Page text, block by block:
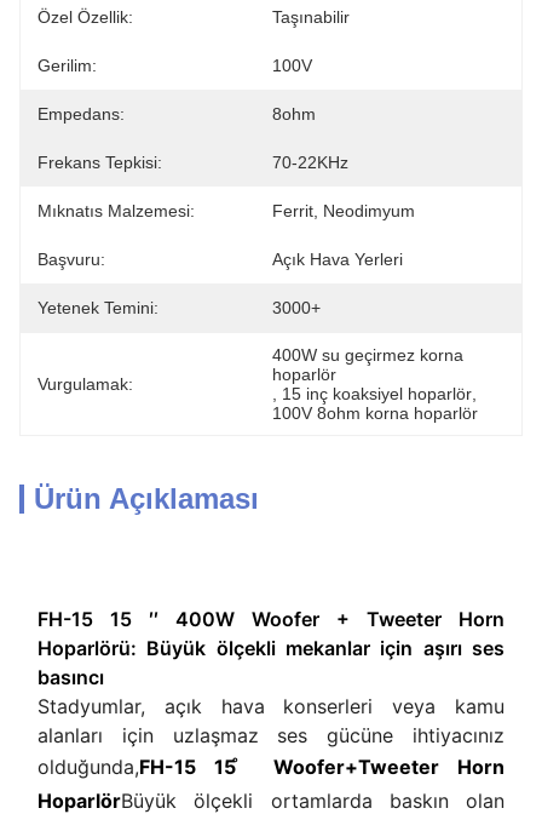
Özel Özellik: Taşınabilir
Gerilim: 100V
Empedans: 8ohm
Frekans Tepkisi: 70-22KHz
Mıknatıs Malzemesi: Ferrit, Neodimyum
Başvuru: Açık Hava Yerleri
Yetenek Temini: 3000+
Vurgulamak:
400W su geçirmez korna
hoparlör
15 inç koaksiyel hoparlör
100V 8ohm korna hoparlör
Ürün Açıklaması
FH-15 15 ′′ 400W Woofer + Tweeter Horn
Hoparlörü: Büyük ölçekli mekanlar için aşırı ses
basıncı
Stadyumlar, açık hava konserleri veya kamu
alanları için uzlaşmaz ses gücüne ihtiyacınız
olduğunda,FH-15 15 ̊ Woofer+Tweeter Horn
HoparlörBüyük ölçekli ortamlarda baskın olan